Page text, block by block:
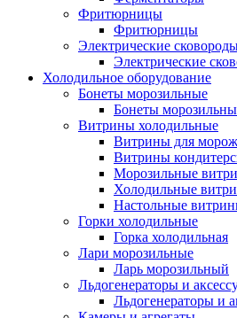
Фритюрницы
Фритюрницы
Электрические
Электрические
Холодильное оборудование
Бонеты морозильные
Бонеты
Витрины холодильные
Витрины для
Витрины
Морозильные
Холодильные
Настольные
Горки холодильные
Горка холодильная
Лари морозильные
Ларь морозильный
Льдогенераторы и
Льдогенераторы и